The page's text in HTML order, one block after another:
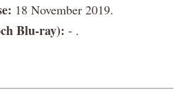
18 November 2019.
Blu-ray): - .